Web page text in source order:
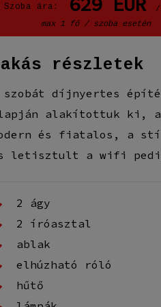
Szoba ára:
/
max 1 fő / szoba esetén
részletek
szobát díjnyertes
alakítottuk ki, a
és fiatalos, a
letisztult a wifi
2 ágy
2 íróasztal
ablak
elhúzható róló
hűtő